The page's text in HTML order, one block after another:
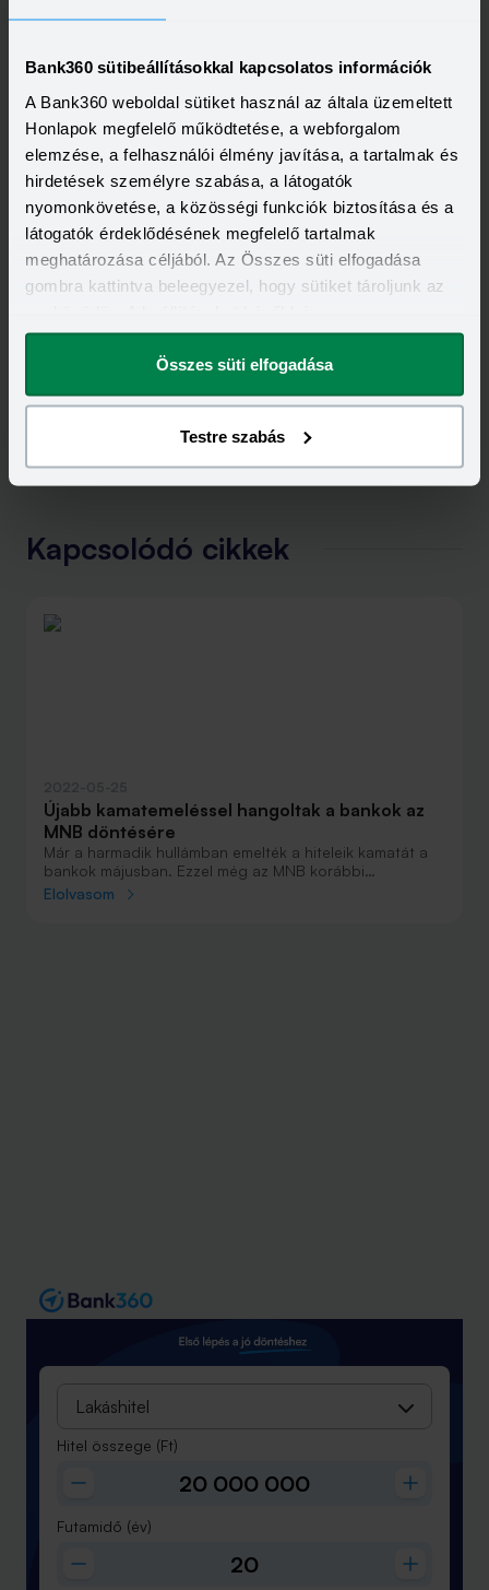
Bank360 sütibeállításokkal kapcsolatos információk
A Bank360 weboldal sütiket használ az általa üzemeltett
Honlapok megfelelő működtetése, a webforgalom
elemzése, a felhasználói élmény javítása, a tartalmak és
hirdetések személyre szabása, a látogatók
nyomonkövetése, a közösségi funkciók biztosítása és a
látogatók érdeklődésének megfelelő tartalmak
meghatározása céljából. Az Összes süti elfogadása
gombra kattintva beleegyezel, hogy sütiket tároljunk az
megváltoztathatod.
Összes süti elfogadása
Testre szabás
Kapcsolódó címkék
SZEMÉLYI KÖLCSÖN HITELIGÉNYLÉS
Kapcsolódó cikkek
Újabb kamatemeléssel hangoltak a bankok az
MNB döntésére
Már a harmadik hullámban emelték a hiteleik kamatát a
bankok májusban. Ezzel még az MNB korábbi
kamatemeléseinek hatása épült be a
Elolvasom
Lakáshitel
Hitel összege (Ft)
Futamidő (év)